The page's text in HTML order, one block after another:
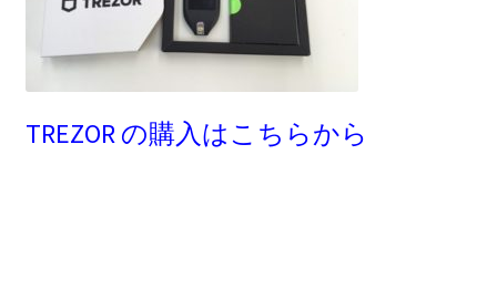
TREZOR の購入はこちらから